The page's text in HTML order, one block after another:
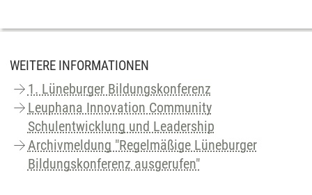
WEITERE INFORMATIONEN
1. Lüneburger Bildungskonferenz
Leuphana Innovation Community
Schulentwicklung und Leadership
Archivmeldung "Regelmäßige Lüneburger
Bildungskonferenz ausgerufen"